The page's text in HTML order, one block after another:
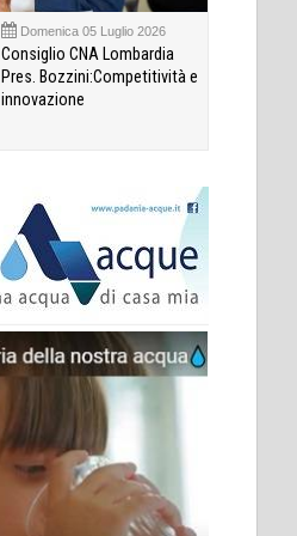
Domenica 05 Luglio 2026
Consiglio CNA Lombardia
Pres. Bozzini:Competitività e
innovazione